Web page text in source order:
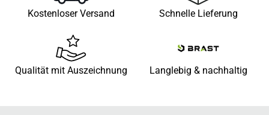
Kostenloser Versand Schnelle Lieferung
Qualität mit Auszeichnung Langlebig & nachhaltig